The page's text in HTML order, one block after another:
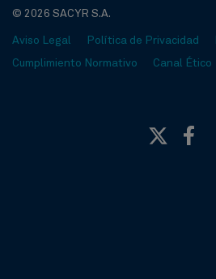
© 2026 SACYR S.A.
Aviso Legal Política de Privacidad
Cumplimiento Normativo
Canal Ético